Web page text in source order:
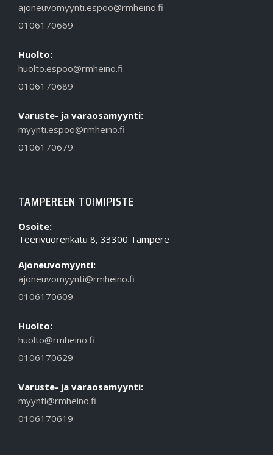
ajoneuvomyynti.espoo@rmheino.fi
0106170669
Huolto:
huolto.espoo@rmheino.fi
0106170689
Varuste- ja varaosamyynti:
myynti.espoo@rmheino.fi
0106170679
TAMPEREEN TOIMIPISTE
Osoite:
Teerivuorenkatu 8, 33300 Tampere
Ajoneuvomyynti:
ajoneuvomyynti@rmheino.fi
0106170609
Huolto:
huolto@rmheino.fi
0106170629
Varuste- ja varaosamyynti:
myynti@rmheino.fi
0106170619